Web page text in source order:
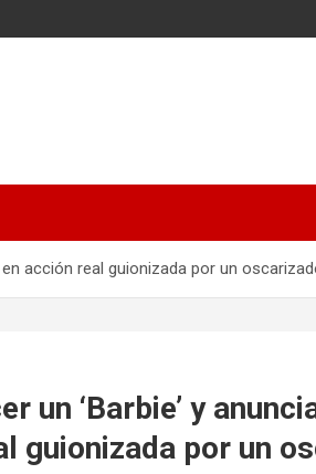
en acción real guionizada por un
un ‘Barbie’ y
guionizada por un